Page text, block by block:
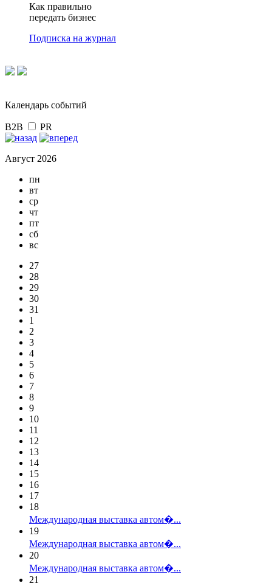
Как правильно
передать бизнес
Подписка на журнал
Календарь событий
B2B PR
Август 2026
пн
вт
ср
чт
пт
сб
вс
27
28
29
30
31
1
2
3
4
5
6
7
8
9
10
11
12
13
14
15
16
17
18
Международная выставка автом�...
19
Международная выставка автом�...
20
Международная выставка автом�...
21